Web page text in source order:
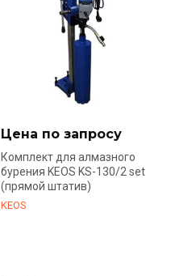
Цена по запросу
Комплект для алмазного
бурения KEOS KS-130/2 set
(прямой штатив)
KEOS